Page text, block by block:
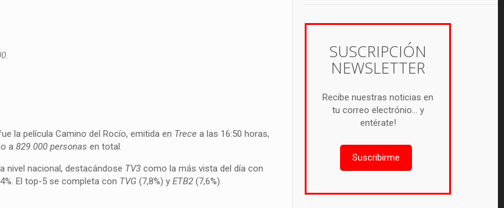
la película Camino del Rocío, emitida en Trece a las 16:50 horas,
a829.000 personas en total.
nivel nacional, destacándose TV3 como la más vista del día con
El top-5 se completa con TVG (7,8%) yETB2 (7,6%).
SUSCRIPCIÓN
NEWSLETTER
Recibe nuestras noticias en
tu correo electrónio... y
entérate!
Suscribirme